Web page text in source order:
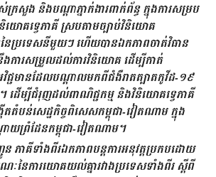
ក្រសួង និងបណ្តាភ្នាក់ងារពាក់ព័ន្ធ ក្នុងការសម្រប
ោគទ្វេភាគី ស្របតាមច្បាប់វិនិយោគ
នៃប្រទេសនីមួយៗ ហើយបានឯកភាពចាត់វិធាន
ការសម្រួលដល់ការវិនិយោគ ដើម្បីកាត់
ជ្ជមានដែលបណ្តាលមកពីជំងឺរាតត្បាតកូវីដ-១៩
ដើម្បីជំរុញដល់ពាណិជ្ជកម្ម និងវិនិយោគទ្វេភាគី
ើតតំបន់សេដ្ឋកិច្ចពិសេសកម្ពុជា-វៀតណាម ក្នុង
ោយព្រំដែនកម្ពុជា-វៀតណាម។
ភាគីទាំងពីរឯកភាពបន្តការអនុវត្តប្រកបដោយ
ៈនៃការយោគយល់គ្នារវាងប្រទេសទាំងពីរ ស្តីពី